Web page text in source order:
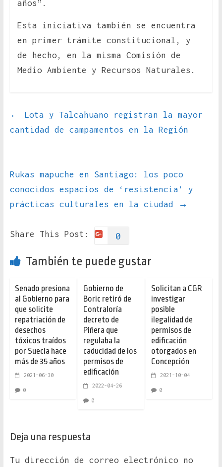
años”.
Esta iniciativa también se encuentra
en primer trámite constitucional, y
de hecho, en la misma Comisión de
Medio Ambiente y Recursos Naturales.
←
Lota y Talcahuano registran la mayor
cantidad de campamentos en la Región
Rukas mapuche en Santiago: los poco
conocidos espacios de ‘resistencia’ y
prácticas culturales en la ciudad
→
Share This Post: 0
También te puede gustar
Senado presiona
al Gobierno para
que solicite
repatriación de
desechos
tóxicos traídos
por Suecia hace
más de 35 años
2021-06-30
0
Gobierno de
Boric retiró de
Contraloría
decreto de
Piñera que
regulaba la
caducidad de los
permisos de
edificación
2022-04-26
0
Solicitan a CGR
investigar
posible
ilegalidad de
permisos de
edificación
otorgados en
Concepción
2021-10-04
0
Deja una respuesta
Tu dirección de correo electrónico no